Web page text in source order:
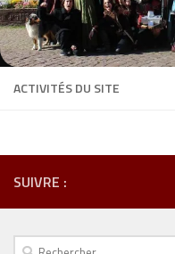
ACTIVITÉS DU SITE
SUIVRE :
Rechercher :